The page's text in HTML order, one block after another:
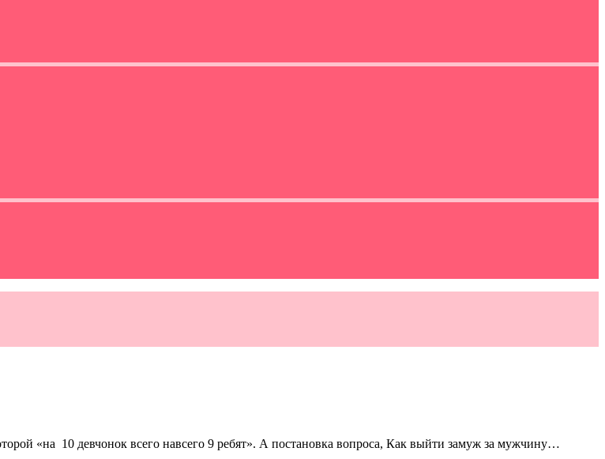
«на 10 девчонок всего навсего 9 ребят». А постановка вопроса, Как выйти замуж за мужчину…